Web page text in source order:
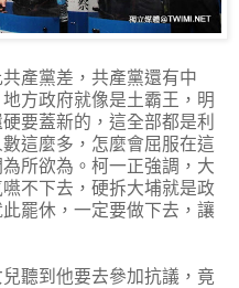
產黨差，共產黨還有中
方政府就像是土霸王，明
要蓋新的，這全部都是利
這麼多，怎麼會屈服在這
所欲為。柯一正強調，大
不下去，硬拆大埔就是政
罷休，一定要做下去，讓
聽到他要去參加抗議，竟